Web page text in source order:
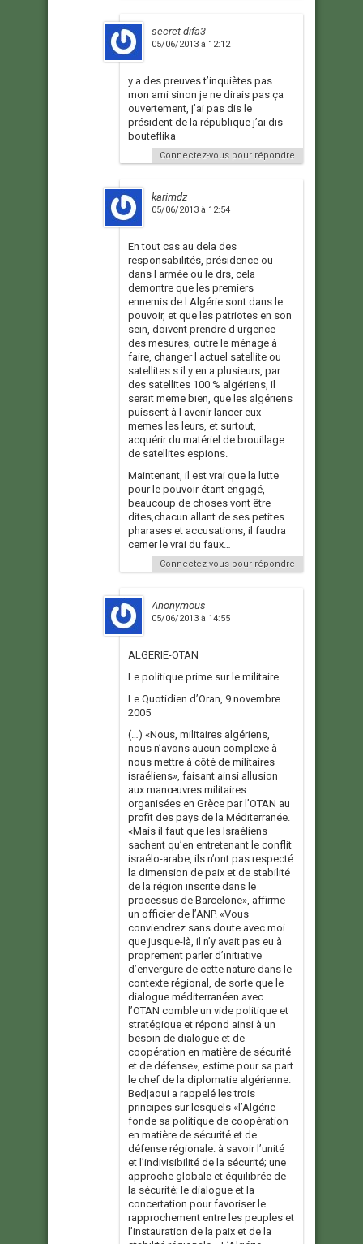
secret-difa3
05/06/2013 à 12:12
y a des preuves t’inquiètes pas
mon ami sinon je ne dirais pas ça
ouvertement, j’ai pas dis le
président de la république j’ai dis
bouteflika
Connectez-vous pour répondre
karimdz
05/06/2013 à 12:54
En tout cas au dela des
responsabilités, présidence ou
dans l armée ou le drs, cela
demontre que les premiers
ennemis de l Algérie sont dans le
pouvoir, et que les patriotes en son
sein, doivent prendre d urgence
des mesures, outre le ménage à
faire, changer l actuel satellite ou
satellites s il y en a plusieurs, par
des satellites 100 % algériens, il
serait meme bien, que les algériens
puissent à l avenir lancer eux
memes les leurs, et surtout,
acquérir du matériel de brouillage
de satellites espions.
Maintenant, il est vrai que la lutte
pour le pouvoir étant engagé,
beaucoup de choses vont être
dites,chacun allant de ses petites
pharases et accusations, il faudra
cerner le vrai du faux…
Connectez-vous pour répondre
Anonymous
05/06/2013 à 14:55
ALGERIE-OTAN
Le politique prime sur le militaire
Le Quotidien d’Oran, 9 novembre
2005
(…) «Nous, militaires algériens,
nous n’avons aucun complexe à
nous mettre à côté de militaires
israéliens», faisant ainsi allusion
aux manœuvres militaires
organisées en Grèce par l’OTAN au
profit des pays de la Méditerranée.
«Mais il faut que les Israéliens
sachent qu’en entretenant le conflit
israélo-arabe, ils n’ont pas respecté
la dimension de paix et de stabilité
de la région inscrite dans le
processus de Barcelone», affirme
un officier de l’ANP. «Vous
conviendrez sans doute avec moi
que jusque-là, il n’y avait pas eu à
proprement parler d’initiative
d’envergure de cette nature dans le
contexte régional, de sorte que le
dialogue méditerranéen avec
l’OTAN comble un vide politique et
stratégique et répond ainsi à un
besoin de dialogue et de
coopération en matière de sécurité
et de défense», estime pour sa part
le chef de la diplomatie algérienne.
Bedjaoui a rappelé les trois
principes sur lesquels «l’Algérie
fonde sa politique de coopération
en matière de sécurité et de
défense régionale: à savoir l’unité
et l’indivisibilité de la sécurité; une
approche globale et équilibrée de
la sécurité; le dialogue et la
concertation pour favoriser le
rapprochement entre les peuples et
l’instauration de la paix et de la